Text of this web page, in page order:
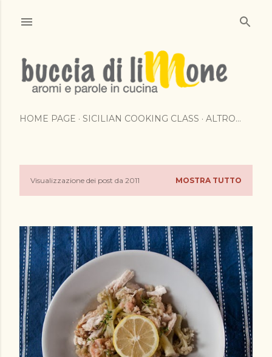
HOME PAGE SICILIAN COOKING CLASS ALTRO…
P
s
t
Visualizzazione dei post da 2011 MOSTRA TUTTO